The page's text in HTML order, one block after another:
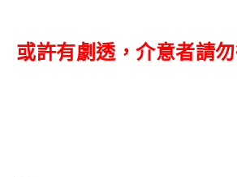
或許有劇透，介意者請